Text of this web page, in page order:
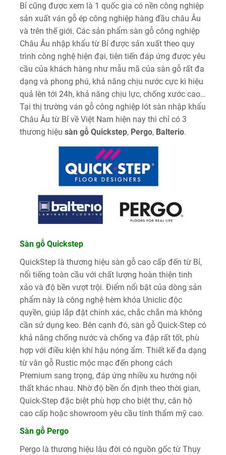
Bỉ cũng được xem là 1 quốc gia có nền công nghiệp
sản xuất ván gỗ ép công nghiệp hàng đầu châu Âu
và trên thế giới. Các sản phẩm sàn gỗ công nghiệp
Châu Âu nhập khẩu từ Bỉ được sản xuất theo quy
trình công nghệ hiện đại, tiên tiến đáp ứng được yêu
cầu của khách hàng như mẫu mã của sàn gỗ rất đa
dạng và phong phú, khả năng chịu nước cực kì hiệu
quả lên tới 24h, khả năng chịu lực, chống xước cao…
Tại thị trường ván gỗ công nghiệp lót sàn nhập khẩu
Châu Âu từ Bỉ về Việt Nam hiện nay thì chỉ có 3
thương hiệu sàn gỗ Quickstep, Pergo, Balterio.
Sàn gỗ Quickstep
QuickStep là thương hiệu sàn gỗ cao cấp đến từ Bỉ,
nổi tiếng toàn cầu với chất lượng hoàn thiện tinh
xảo và độ bền vượt trội. Điểm nổi bật của dòng sản
phẩm này là công nghệ hèm khóa Uniclic độc
quyền, giúp lắp đặt chính xác, chắc chắn mà không
cần sử dụng keo. Bên cạnh đó, sàn gỗ Quick-Step có
khả năng chống nước và chống va đập rất tốt, phù
hợp với điều kiện khí hậu nóng ẩm. Thiết kế đa dạng
từ vân gỗ Rustic mộc mạc đến phong cách
Premium sang trọng, đáp ứng nhiều xu hướng nội
thất khác nhau. Nhờ độ bền ổn định theo thời gian,
Quick-Step đặc biệt phù hợp cho biệt thự, căn hộ
cao cấp hoặc showroom yêu cầu tính thẩm mỹ cao.
Sàn gỗ Pergo
Pergo là thương hiệu lâu đời có nguồn gốc từ Thụy